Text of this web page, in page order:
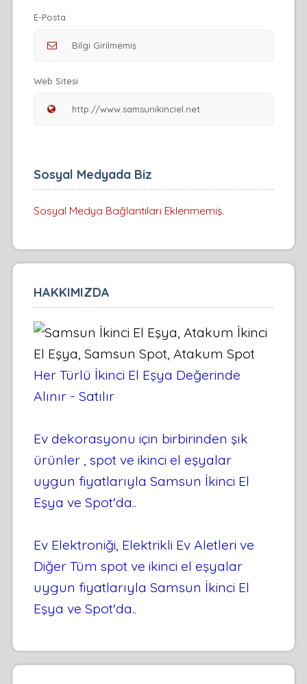
E-Posta
Web Sitesi
Sosyal Medyada Biz
Sosyal Medya Bağlantıları Eklenmemiş.
HAKKIMIZDA
Her Türlü İkinci El Eşya Değerinde
Alınır - Satılır
Ev dekorasyonu için birbirinden şık
ürünler , spot ve ikinci el eşyalar
uygun fiyatlarıyla Samsun İkinci El
Eşya ve Spot'da..
Ev Elektroniği, Elektrikli Ev Aletleri ve
Diğer Tüm spot ve ikinci el eşyalar
uygun fiyatlarıyla Samsun İkinci El
Eşya ve Spot'da..